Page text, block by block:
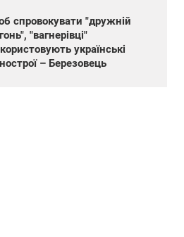
спровокувати "дружній
"вагнерівці"
українські
– Березовець